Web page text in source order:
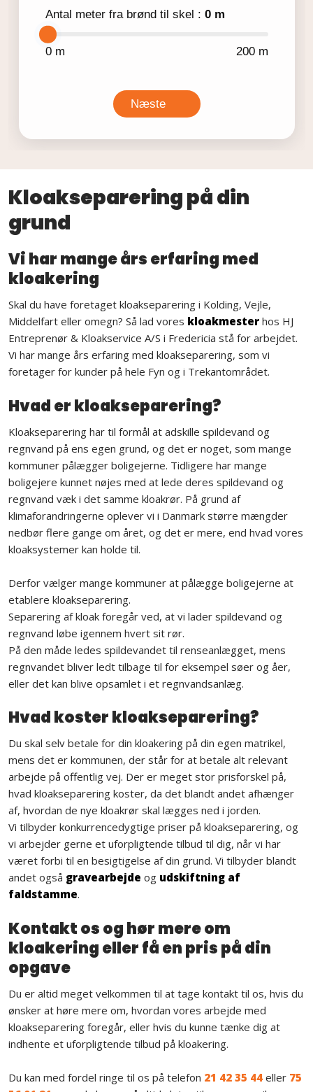
Kloakseparering på din
grund
Vi har mange års erfaring med
kloakering
Skal du have foretaget kloakseparering i Kolding, Vejle,
Middelfart eller omegn? Så lad vores kloakmesterhos HJ
Entreprenør & Kloakservice A/S i Fredericia stå for arbejdet.
Vi har mange års erfaring med kloakseparering, som vi
foretager for kunder på hele Fyn og i Trekantområdet.
Hvad er kloakseparering?
Kloakseparering har til formål at adskille spildevand og
regnvand på ens egen grund, og det er noget, som mange
kommuner pålægger boligejerne. Tidligere har mange
boligejere kunnet nøjes med at lede deres spildevand og
regnvand væk i det samme kloakrør. På grund af
klimaforandringerne oplever vi i Danmark større mængder
nedbør flere gange om året, og det er mere, end hvad vores
kloaksystemer kan holde til.
Derfor vælger mange kommuner at pålægge boligejerne at
etablere kloakseparering.
Separering af kloak foregår ved, at vi lader spildevand og
regnvand løbe igennem hvert sit rør.
På den måde ledes spildevandet til renseanlægget, mens
regnvandet bliver ledt tilbage til for eksempel søer og åer,
eller det kan blive opsamlet i et regnvandsanlæg.
Hvad koster kloakseparering?
Du skal selv betale for din kloakering på din egen matrikel,
mens det er kommunen, der står for at betale alt relevant
arbejde på offentlig vej. Der er meget stor prisforskel på,
hvad kloakseparering koster, da det blandt andet afhænger
af, hvordan de nye kloakrør skal lægges ned i jorden.
Vi tilbyder konkurrencedygtige priser på kloakseparering, og
vi arbejder gerne et uforpligtende tilbud til dig, når vi har
været forbi til en besigtigelse af din grund. Vi tilbyder blandt
andet også gravearbejde og udskiftning af
faldstamme.
Kontakt os og hør mere om
kloakering eller få en pris på din
opgave
Du er altid meget velkommen til at tage kontakt til os, hvis du
ønsker at høre mere om, hvordan vores arbejde med
kloakseparering foregår, eller hvis du kunne tænke dig at
indhente et uforpligtende tilbud på kloakering.
​Du kan med fordel ringe til os på telefon 21 42 35 44eller 75